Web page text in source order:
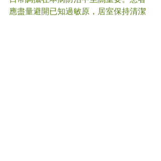
應盡量避開已知過敏原，居室保持清潔